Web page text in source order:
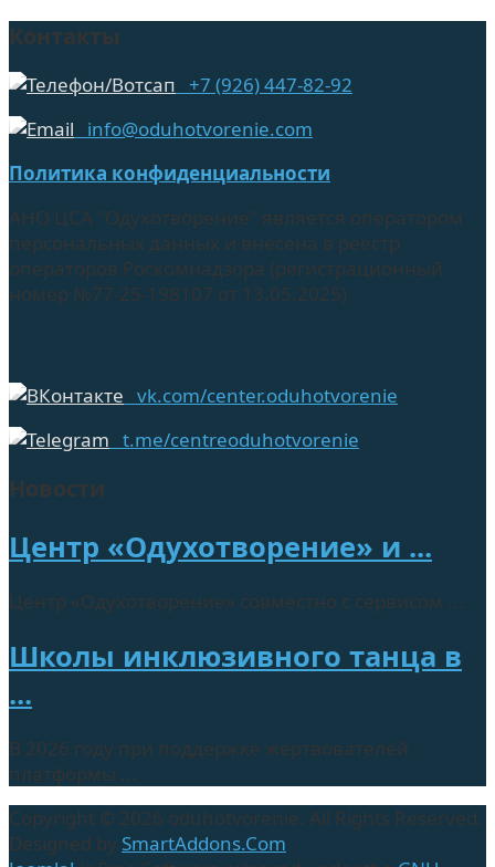
Контакты
+7 (926) 447-82-92
info@oduhotvorenie.com
Политика конфиденциальности
АНО ЦСА "Одухотворение" является оператором
персональных данных и внесена в реестр
операторов Роскомнадзора (регистрационный
номер №77-25-198107 от 13.05.2025)
vk.com/center.oduhotvorenie
t.me/centreoduhotvorenie
Новости
Центр «Одухотворение» и ...
Центр «Одухотворение» совместно с сервисом ...
Школы инклюзивного танца в
...
В 2026 году при поддержке жертвователей
платформы ...
Copyright © 2026 oduhotvorenie. All Rights Reserved.
Designed by SmartAddons.Com